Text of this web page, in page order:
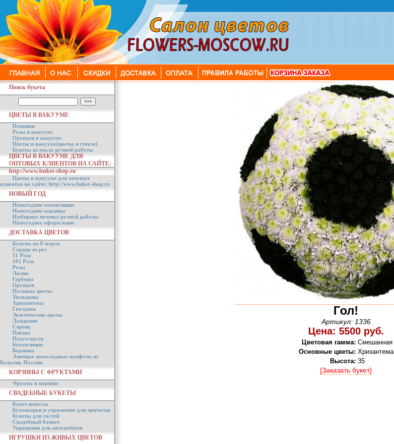
Поиск букета
ЦВЕТЫ В ВАКУУМЕ
Новинки
Розы в вакууме
Орхидеи в вакууме
Цветы в вакууме(цветы в стекле)
Букеты из мыла ручной работы
ЦВЕТЫ В ВАКУУМЕ ДЛЯ
ОПТОВЫХ КЛИЕНТОВ НА САЙТЕ:
http://www.buket-shop.ru
Цветы в вакууме для оптовых
клиентов на сайте: http://www.buket-shop.ru
НОВЫЙ ГОД
Новогодние композиции
Новогодние корзины
Имбирное печенье ручной работы
Новогоднее оформление
ДОСТАВКА ЦВЕТОВ
Букеты на 8 марта
Сердца из роз
51 Роза
101 Роза
Розы
Лилии
Герберы
Орхидеи
Полевые цветы
Тюльпаны
Хризантемы
Гвоздики
Экзотические цветы
Ландыши
Сирень
Пионы
Подсолнухи
Композиции
Корзины
Элитные шоколадные конфеты из
Бельгии, Италии.
КОРЗИНЫ С ФРУКТАМИ
Фрукты в корзине
СВАДЕБНЫЕ БУКЕТЫ
Букет невесты
Бутоньерки и украшения для прически
Букеты для гостей
Свадебный банкет
Украшение для автомобиля
ИГРУШКИ ИЗ ЖИВЫХ ЦВЕТОВ
Гол!
Артикул: 1336
Цена: 5500 руб.
Цветовая гамма: Смешанная
Основные цветы: Хризантема
Высота: 35
[Заказать букет]